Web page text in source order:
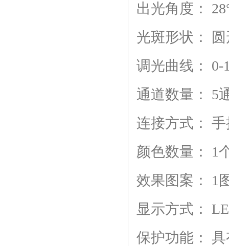
出光角度：
28
光斑形状：
调光曲线：
0-
通道数量：
5
连接方式：
手
颜色数量：
1
效果图案：
1
显示方式：
保护功能：
具